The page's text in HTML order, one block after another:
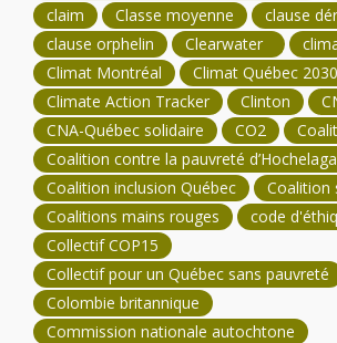
claim
Classe moyenne
clause
clause orphelin
Clearwater
Climat Montréal
Climat Québec 2030
Climate Action Tracker
Clinton
CNA-Québec solidaire
CO2
Coalition contre la pauvreté
Coalition inclusion Québec
Coalition
Coalitions mains rouges
code
Collectif COP15
Collectif pour un Québec sans pauvreté
Colombie britannique
Commission nationale autochtone